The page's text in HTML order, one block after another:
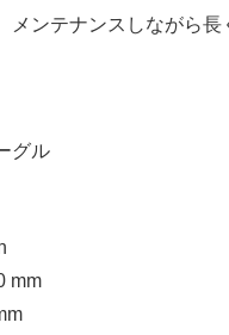
メンテナンスしながら
グル
mm